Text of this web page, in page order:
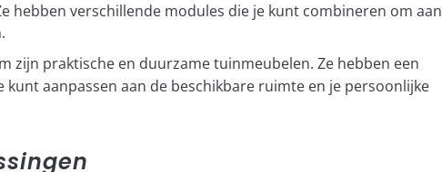
hebben verschillende modules die je kunt combineren om aan
zijn praktische en duurzame tuinmeubelen. Ze hebben een
aanpassen aan de beschikbare ruimte en je persoonlijke